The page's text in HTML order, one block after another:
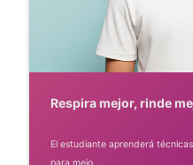
Respira mejor, rinde
El estudiante aprenderá